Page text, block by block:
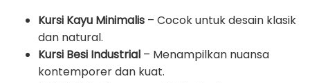
Kursi Kayu Minimalis – Cocok untuk desain klasik
dan natural.
Kursi Besi Industrial – Menampilkan nuansa
kontemporer dan kuat.